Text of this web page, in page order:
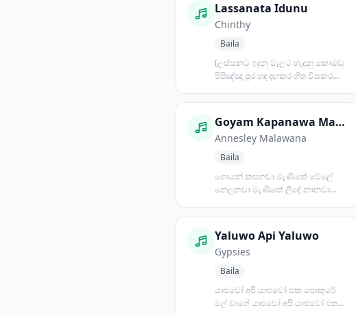
Lassanata Idunu
Chinthy
Baila
(ලස්සනට ඉදුනු වැලට හැදුනු කොමඩු
පිපිඤ්ඤා පුර හඳ දඟකර හිත විසකර
Goyam Kapanawa Manike
Annesley Malawana
Baila
ගොයන් කපනවා මැණිකේ වේලේ
නෙලනවා මැණිකේ ලිඳේ නානවා
මහිමය
Yaluwo Api Yaluwo
Gypsies
Baila
යාළුවෝ අපි යාළුවෝ එක පොකුරේ
මල් වාගේ යාළුවෝ අපි යාළුවෝ එත